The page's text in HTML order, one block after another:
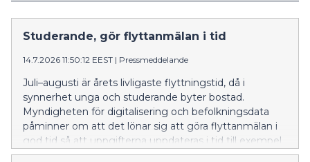
Studerande, gör flyttanmälan i tid
14.7.2026 11:50:12 EEST | Pressmeddelande
Juli–augusti är årets livligaste flyttningstid, då i
synnerhet unga och studerande byter bostad.
Myndigheten för digitalisering och befolkningsdata
påminner om att det lönar sig att göra flyttanmälan i
god tid så att uppgifterna uppdateras i tid till exempel
till FPA och hälso- och sjukvården.